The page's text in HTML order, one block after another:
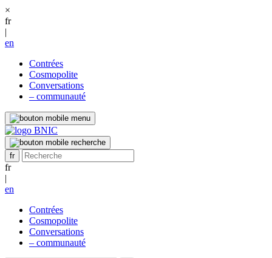
×
fr
|
en
Contrées
Cosmopolite
Conversations
– communauté
fr
|
en
Contrées
Cosmopolite
Conversations
– communauté